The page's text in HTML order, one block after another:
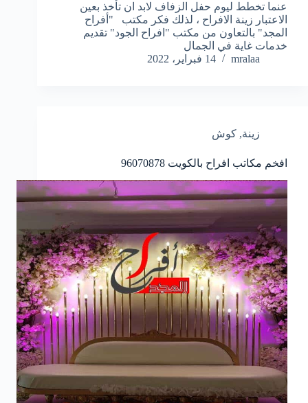
عنما تخطط ليوم حفل الزفاف لابد ان تأخذ بعين
الاعتبار زينة الافراح ، لذلك فكر مكتب "أفراح
المجد" بالتعاون من مكتب "افراح الجود" تقديم
خدمات غاية في الجمال
mralaa
14 فبراير، 2022
زينة, كوش
افخم مكاتب افراح بالكويت 96070878